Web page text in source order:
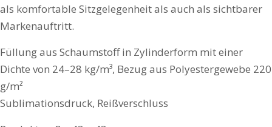
als komfortable Sitzgelegenheit als auch als sichtbarer
Markenauftritt.
Füllung aus Schaumstoff in Zylinderform mit einer
Dichte von 24–28 kg/m³, Bezug aus Polyestergewebe 220
g/m²
Sublimationsdruck, Reißverschluss